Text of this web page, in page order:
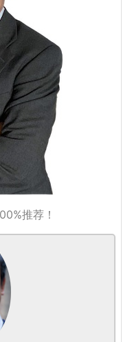
推荐！